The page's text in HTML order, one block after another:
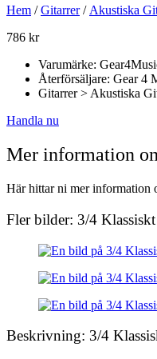
Hem /Gitarrer/Akustiska
786 kr
Varumärke:
Återförsäljare: Gear 4
Gitarrer > Akustiska
Handla nu
Mer information
Här hittar ni mer information
Fler bilder: 3/4
Beskrivning: 3/4